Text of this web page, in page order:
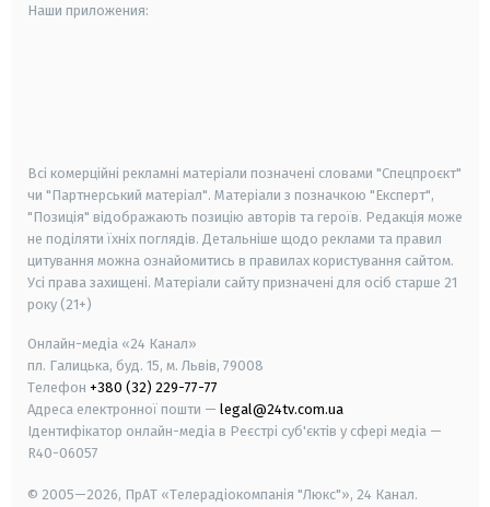
Наши приложения:
Всі комерційні рекламні матеріали позначені словами "Спецпроєкт"
чи "Партнерський матеріал". Матеріали з позначкою "Експерт",
"Позиція" відображають позицію авторів та героїв. Редакція може
не поділяти їхніх поглядів. Детальніше щодо реклами та правил
цитування можна ознайомитись в правилах користування сайтом.
Усі права захищені. Матеріали сайту призначені для осіб старше 21
року (21+)
Онлайн-медіа «24 Канал»
пл. Галицька, буд. 15, м. Львів, 79008
Телефон +380 (32) 229-77-77
Адреса електронної пошти — legal@24tv.com.ua
Ідентифікатор онлайн-медіа в Реєстрі суб'єктів у сфері медіа —
R40-06057
© 2005—2026, ПрАТ «Телерадіокомпанія "Люкс"», 24 Канал.